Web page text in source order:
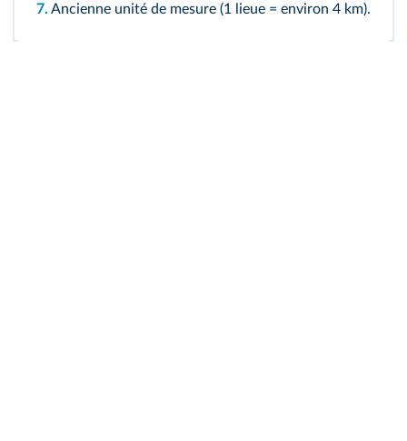
7. Ancienne unité de mesure (1 lieue = environ 4 km).